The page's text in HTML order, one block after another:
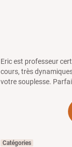
Eric est professeur
cours, très
votre souplesse.
Catégories